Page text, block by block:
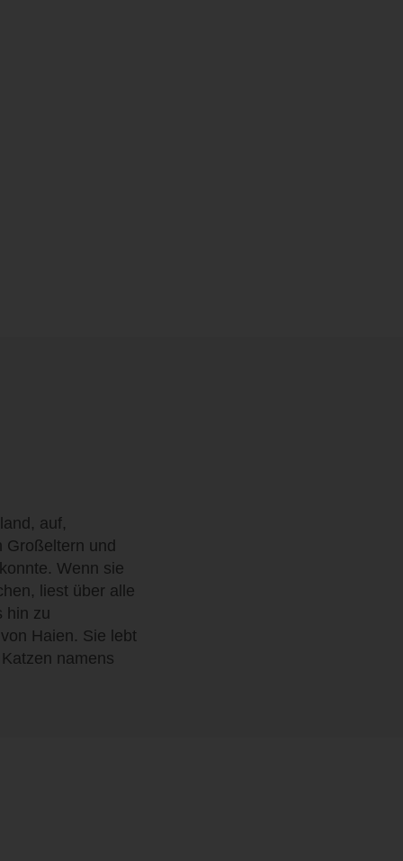
auf,
Großeltern und
Wenn sie
liest über alle
hin zu
Haien. Sie lebt
namens